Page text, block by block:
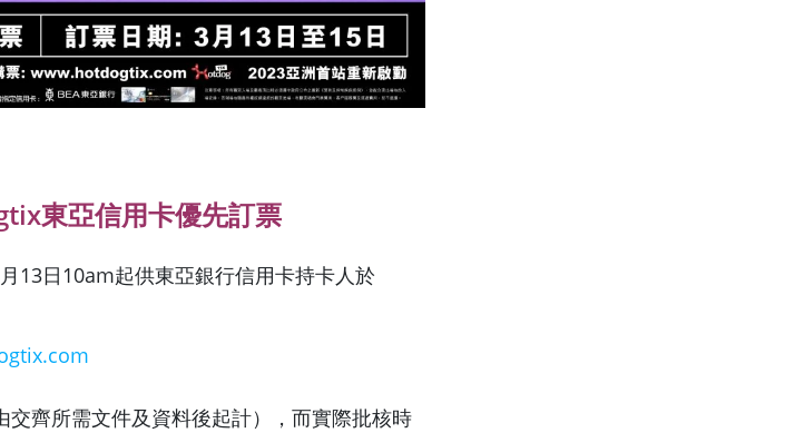
東亞信用卡優先訂票
13日10am起供東亞銀行信用卡持卡人於
齊所需文件及資料後起計），而實際批核時